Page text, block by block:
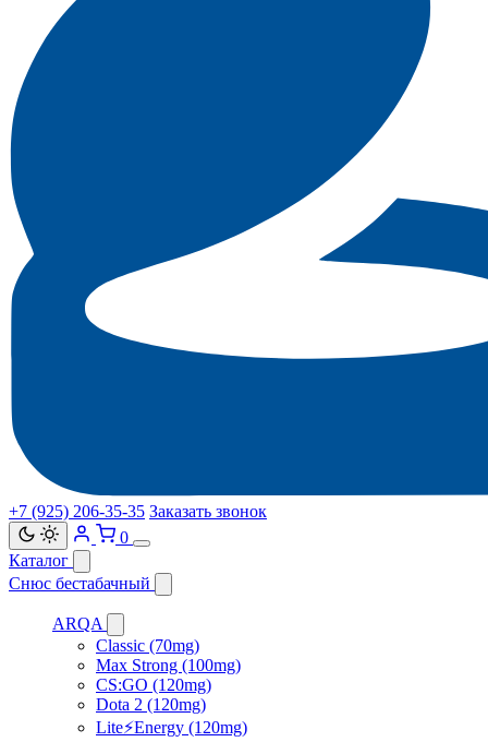
+7 (925) 206‑35‑35 Заказать звонок
0
Каталог
Снюс бестабачный
ARQA
Classic (70mg)
Max Strong (100mg)
CS:GO (120mg)
Dota 2 (120mg)
Lite⚡Energy (120mg)